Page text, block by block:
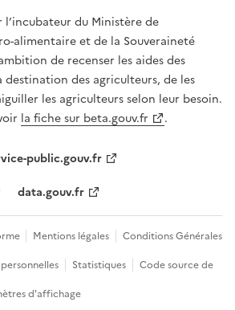
du Ministère de
alimentaire et de la Souveraineté
de recenser les aides des
destination des agriculteurs, de les
les agriculteurs selon leur besoin.
la fiche sur beta.gouv.fr .
public.gouv.fr
data.gouv.fr
Mentions légales
Conditions Générales
Statistiques
Code source de
d'affichage